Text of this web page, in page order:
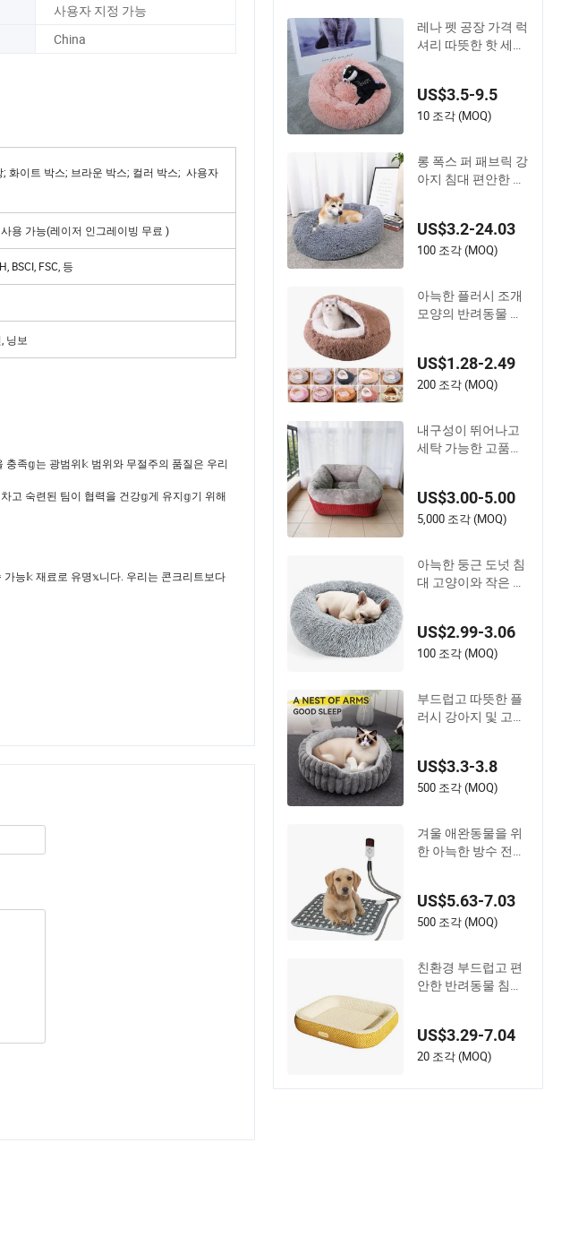
사용자 지정 가능
China
; 화이트 박스; 브라운 박스; 컬러 박스; 사용자
용 가능(레이저 인그레이빙 무료 )
BSCI, FSC, 등
닝보
충족𝕘는 광범위𝕜 범위와 무절주의 품질은 우리
고 숙련된 팀이 협력을 건강𝕘게 유지𝕘기 위해
능𝕜 재료로 유명𝕩니다. 우리는 콘크리트보다
레나 펫 공장 가격 럭
셔리 따뜻한 핫 세일
US$3.5-9.5
10 조각 (MOQ)
롱 폭스 퍼 패브릭 강
아지 침대 편안한 도
가능한 반려동물 쿠
션 침대
US$3.2-24.03
100 조각 (MOQ)
아늑한 플러시 조개
모양의 반려동물 침
US$1.28-2.49
200 조각 (MOQ)
내구성이 뛰어나고
세탁 가능한 고품질
요구에 적합합니다
US$3.00-5.00
5,000 조각 (MOQ)
아늑한 둥근 도넛 침
대 고양이와 작은 개
US$2.99-3.06
100 조각 (MOQ)
부드럽고 따뜻한 플
러시 강아지 및 고양
US$3.3-3.8
500 조각 (MOQ)
겨울 애완동물을 위
한 아늑한 방수 전기
US$5.63-7.03
500 조각 (MOQ)
친환경 부드럽고 편
안한 반려동물 침대
끄럼 방지 바닥, 가벼
운 휴대용 디자인, 개
내 사용
US$3.29-7.04
20 조각 (MOQ)